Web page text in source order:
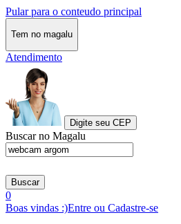
Pular para o conteudo principal
Tem no magalu
Atendimento
Digite seu CEP
Buscar no Magalu
Buscar
0
Boas vindas :)Entre ou Cadastre-se